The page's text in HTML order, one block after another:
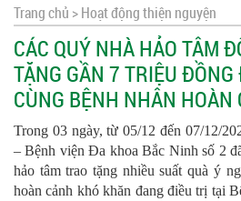
Trang chủ >Hoạt động thiện nguyện
CÁC QUÝ NHÀ HẢO TÂM
TẶNG GẦN 7 TRIỆU
CÙNG BỆNH NHÂN HOÀN
Trong 03 ngày, từ 05/12 đến 07/12/
– Bệnh viện Đa khoa Bắc Ninh số 2
hảo tâm trao tặng nhiều suất quà ý
hoàn cảnh khó khăn đang điều trị tại